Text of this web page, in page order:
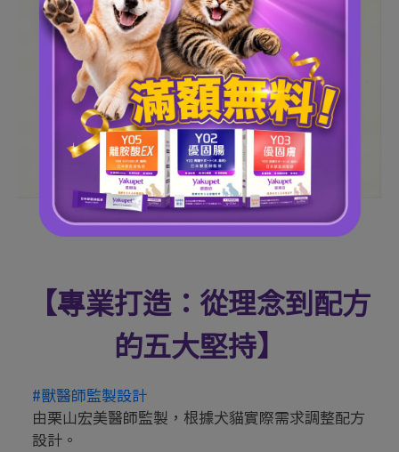
【專業打造：從理念到配方
的五大堅持】
#獸醫師監製設計
由栗山宏美醫師監製，根據犬貓實際需求調整配方
設計。